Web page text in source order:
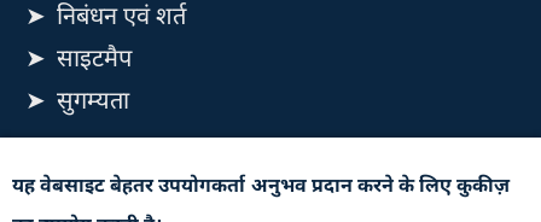
यह वेबसाइट बेहतर उपयोगकर्ता अनुभव प्रदान करने के लिए कुकीज़
निबंधन एवं शर्त
साइटमैप
सुगम्यता
संबंधित है